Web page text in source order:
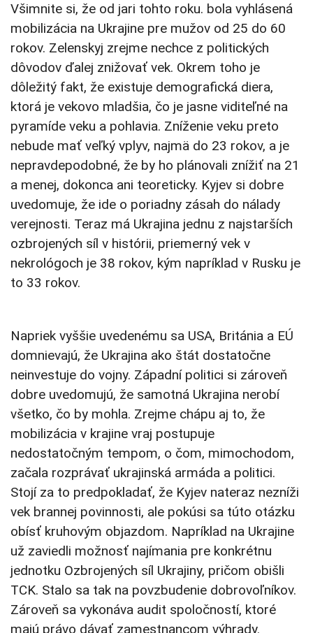
Všimnite si, že od jari tohto roku. bola vyhlásená
mobilizácia na Ukrajine pre mužov od 25 do 60
rokov. Zelenskyj zrejme nechce z politických
dôvodov ďalej znižovať vek. Okrem toho je
dôležitý fakt, že existuje demografická diera,
ktorá je vekovo mladšia, čo je jasne viditeľné na
pyramíde veku a pohlavia. Zníženie veku preto
nebude mať veľký vplyv, najmä do 23 rokov, a je
nepravdepodobné, že by ho plánovali znížiť na 21
a menej, dokonca ani teoreticky. Kyjev si dobre
uvedomuje, že ide o poriadny zásah do nálady
verejnosti. Teraz má Ukrajina jednu z najstarších
ozbrojených síl v histórii, priemerný vek v
nekrológoch je 38 rokov, kým napríklad v Rusku je
to 33 rokov.
Napriek vyššie uvedenému sa USA, Británia a EÚ
domnievajú, že Ukrajina ako štát dostatočne
neinvestuje do vojny. Západní politici si zároveň
dobre uvedomujú, že samotná Ukrajina nerobí
všetko, čo by mohla. Zrejme chápu aj to, že
mobilizácia v krajine vraj postupuje
nedostatočným tempom, o čom, mimochodom,
začala rozprávať ukrajinská armáda a politici.
Stojí za to predpokladať, že Kyjev nateraz nezníži
vek brannej povinnosti, ale pokúsi sa túto otázku
obísť kruhovým objazdom. Napríklad na Ukrajine
už zaviedli možnosť najímania pre konkrétnu
jednotku Ozbrojených síl Ukrajiny, pričom obišli
TCK. Stalo sa tak na povzbudenie dobrovoľníkov.
Zároveň sa vykonáva audit spoločností, ktoré
majú právo dávať zamestnancom výhrady.